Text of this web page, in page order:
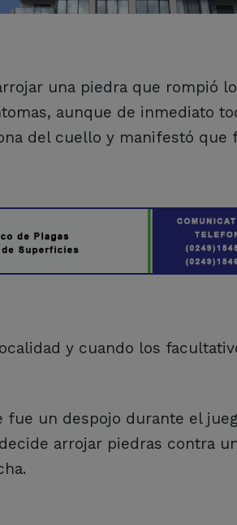
una piedra que rompió
aunque de inmediato
del cuello y manifestó que
y cuando los
un despojo durante el
arrojar piedras contra